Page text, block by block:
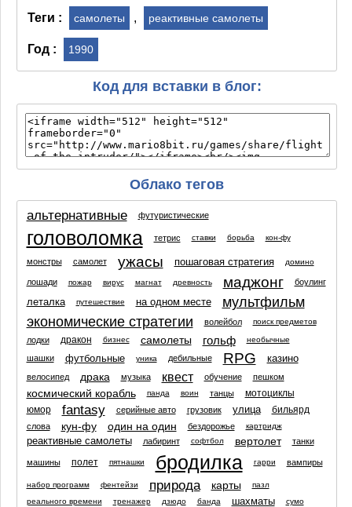
Теги : самолеты , реактивные самолеты
Год : 1990
Код для вставки в блог:
Облако тегов
альтернативные футуристические
головоломка тетрис ставки борьба кон-фу
монстры самолет ужасы пошаговая стратегия домино
лошади пожар вирус магнат древность маджонг боулинг
леталка путешествие на одном месте
мультфильм
экономические стратегии
волейбол поиск предметов
лодки дракон бизнес самолеты гольф необычные
шашки футбольные уника дебильные RPG казино
велосипед драка музыка квест обучение пешком
космический корабль панда воин танцы
мотоциклы
юмор
fantasy серийные авто грузовик улица бильярд
слова кун-фу один на один бездорожье картридж
реактивные самолеты лабиринт софтбол вертолет танки
машины полет пятнашки бродилка гарри вампиры
набор программ фентейзи природа карты
пазл
реального времени
тренажер дзюдо банда шахматы сумо